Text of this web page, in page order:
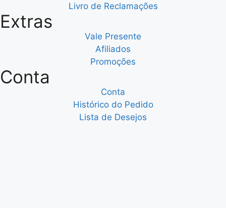
Livro de Reclamações
Extras
Vale Presente
Afiliados
Promoções
Conta
Conta
Histórico do Pedido
Lista de Desejos